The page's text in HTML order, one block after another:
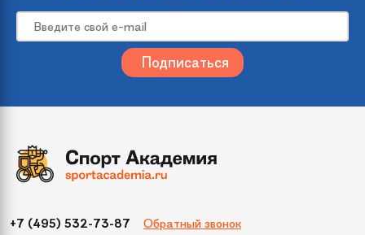
+7 (495) 532-73-87 Обратный звонок